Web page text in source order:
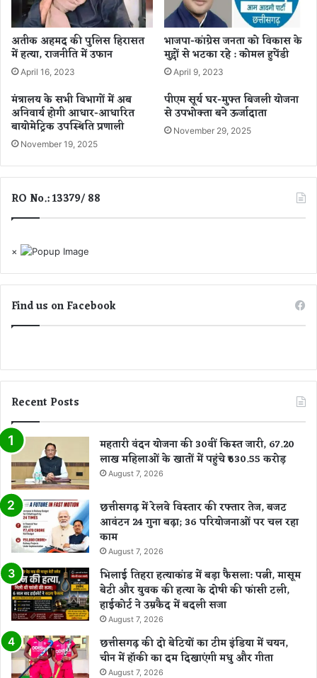
से
गु
ज
र
वा
ली
ट्रे
नें
1
7
ला
से
हें
र
द्द
क
च
तु
र्वे
दी
भे
ग
ए
जे
ल
अतीक अहमद की पुलिस हिरासत
में हत्या, राजनीति में उफान
April 16, 2023
भाजपा-कांग्रेस जनता को विकास के
मुद्दों से भटका रहे : कोमल हुपेंडी
April 9, 2023
मंत्रालय के सभी विभागों में अब
अनिवार्य होगी आधार-आधारित
बायोमेट्रिक उपस्थिति प्रणाली
November 19, 2025
पीएम सूर्य घर-मुफ्त बिजली योजना
से उपभोक्ता बने ऊर्जादाता
November 29, 2025
RO No.: 13379/ 88
×
Find us on Facebook
Recent Posts
महतारी वंदन योजना की 30वीं किस्त जारी, 67.20
लाख महिलाओं के खातों में पहुंचे ₹630.55 करोड़
August 7, 2026
छत्तीसगढ़ में रेलवे विस्तार की रफ्तार तेज, बजट
आवंटन 24 गुना बढ़ा; 36 परियोजनाओं पर चल रहा
काम
August 7, 2026
भिलाई तिहरा हत्याकांड में बड़ा फैसला: पत्नी, मासूम
बेटी और युवक की हत्या के दोषी की फांसी टली,
हाईकोर्ट ने उम्रकैद में बदली सजा
August 7, 2026
छत्तीसगढ़ की दो बेटियों का टीम इंडिया में चयन,
चीन में हॉकी का दम दिखाएंगी मधु और गीता
August 7, 2026